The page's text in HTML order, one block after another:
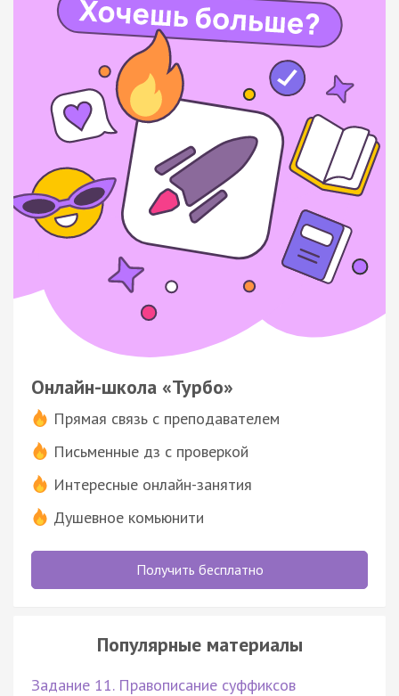
Онлайн-школа «Турбо»
Прямая связь с преподавателем
Письменные дз с проверкой
Интересные онлайн-занятия
Душевное комьюнити
Получить бесплатно
Популярные материалы
Задание 11. Правописание суффиксов